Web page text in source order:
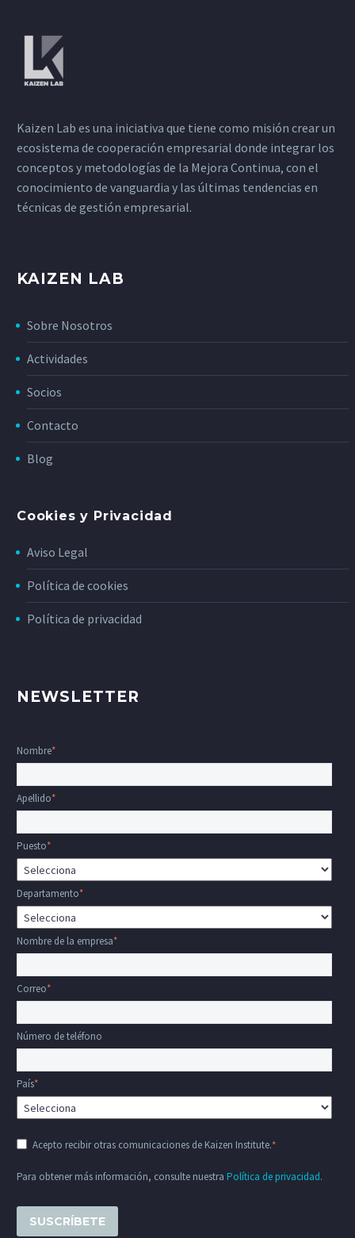
Kaizen Lab es una iniciativa que tiene como misión crear un
ecosistema de cooperación empresarial donde integrar los
conceptos y metodologías de la Mejora Continua, con el
conocimiento de vanguardia y las últimas tendencias en
técnicas de gestión empresarial.
KAIZEN LAB
Sobre Nosotros
Actividades
Socios
Contacto
Blog
Cookies y Privacidad
Aviso Legal
Política de cookies
Política de privacidad
NEWSLETTER
Nombre*
Apellido*
Puesto*
Departamento*
Nombre de la empresa*
Correo*
Número de teléfono
País*
Acepto recibir otras comunicaciones de Kaizen Institute.*
Para obtener más información, consulte nuestra Política de privacidad.